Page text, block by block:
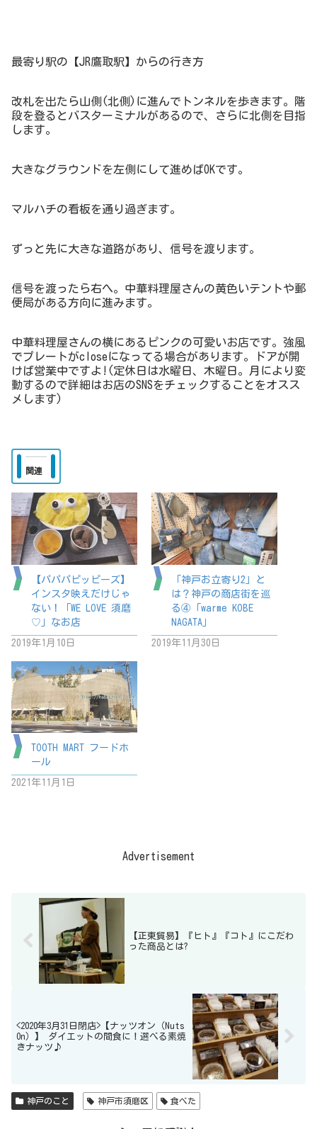
最寄り駅の【JR鷹取駅】からの行き方
改札を出たら山側(北側)に進んでトンネルを歩きます。階
段を登るとバスターミナルがあるので、さらに北側を目指
します。
大きなグラウンドを左側にして進めばOKです。
マルハチの看板を通り過ぎます。
ずっと先に大きな道路があり、信号を渡ります。
信号を渡ったら右へ。中華料理屋さんの黄色いテントや郵
便局がある方向に進みます。
中華料理屋さんの横にあるピンクの可愛いお店です。強風
でプレートがcloseになってる場合があります。ドアが開
けば営業中ですよ!(定休日は水曜日、木曜日。月により変
動するので詳細はお店のSNSをチェックすることをオスス
メします)
関連
【パパパピッピーズ】
インスタ映えだけじゃ
ない！「WE LOVE 須磨
♡」なお店
2019年1月10日
「神戸お立寄り2」と
は？神戸の商店街を巡
る④「warme KOBE
NAGATA」
2019年11月30日
TOOTH MART フードホ
ール
2021年11月1日
Advertisement
【正東貿易】『ヒト』『コト』にこだわ
った商品とは?
<2020年3月31日閉店>【ナッツオン（Nuts
On）】 ダイエットの間食に！選べる素焼
きナッツ♪
神戸のこと 神戸市須磨区 食べた